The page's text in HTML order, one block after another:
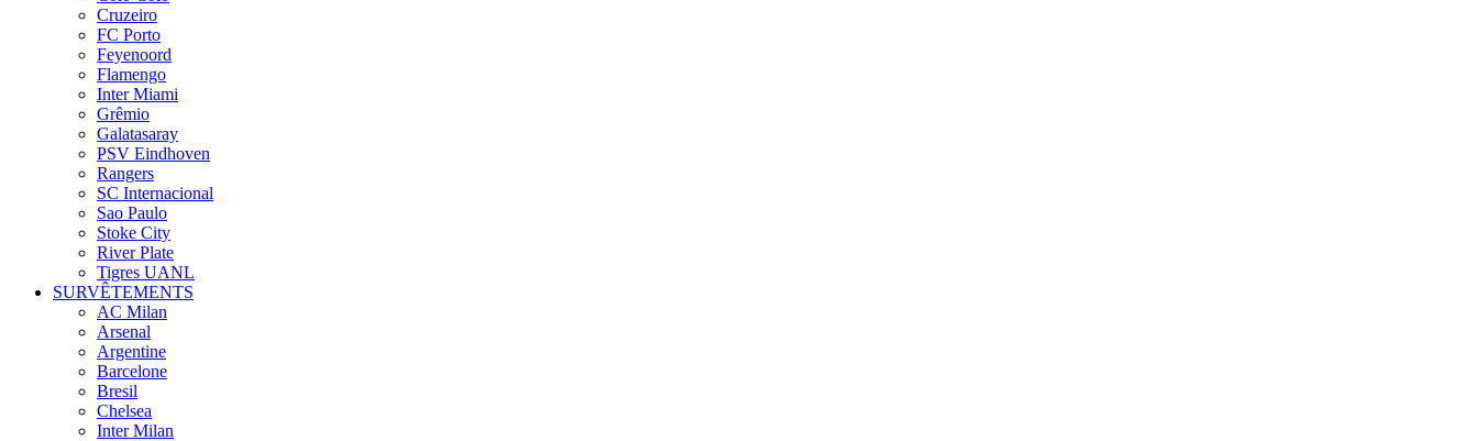
Cruzeiro
FC Porto
Feyenoord
Flamengo
Inter Miami
Grêmio
Galatasaray
PSV Eindhoven
Rangers
SC Internacional
Sao Paulo
Stoke City
River Plate
Tigres UANL
SURVÊTEMENTS
AC Milan
Arsenal
Argentine
Barcelone
Bresil
Chelsea
Inter Milan